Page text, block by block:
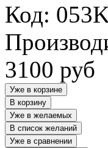
Код:
3100 руб
Уже в корзине
В корзину
Уже в желаемых
В список желаний
Уже в сравнении